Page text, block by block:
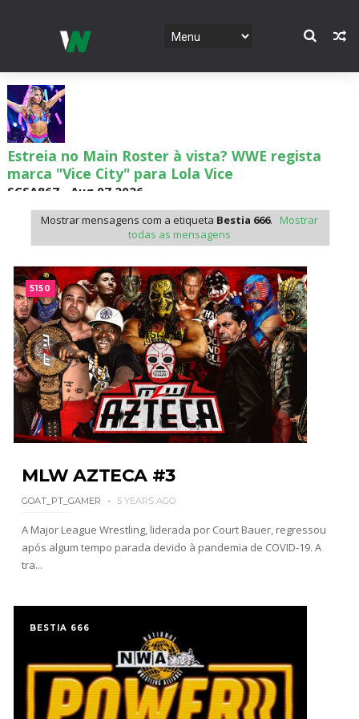
Estreia no Main Roster à vista? WWE regista
marca "Vice City" para Lola Vice
SCSA867- Aug 07 2026
Recomeço na AEW: Daniel Garcia revela como
Jon Moxley salvou a identidade da empresa
junto dos fãs
SCSA867-Aug 07 2026
Drama no SummerSlam 2026: WWE esteve perto
de interromper combate de Brie Bella após
lesão grave no ombro
SCSA867- Aug 07 2026
WWE: Nikki Bella não quer continuar na WWE
SCSA867 -Aug 07 2026
WWE: Possível adversário de Roman Reigns no
México revelado
Mostrar mensagens com a etiqueta Bestia 666.
Mostrar
todas as mensagens
5150
MLW AZTECA #3
GOAT_PT_GAMER 5 YEARS AGO
A Major League Wrestling, liderada por Court Bauer, regressou
após algum tempo parada devido à pandemia de COVID-19. A
tra...
BESTIA 666